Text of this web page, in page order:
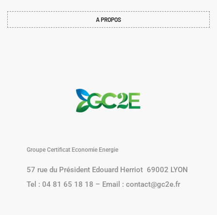
A PROPOS
Groupe Certificat Economie Energie
57 rue du Président Edouard Herriot 69002 LYON
Tel : 04 81 65 18 18 – Email : contact@gc2e.fr